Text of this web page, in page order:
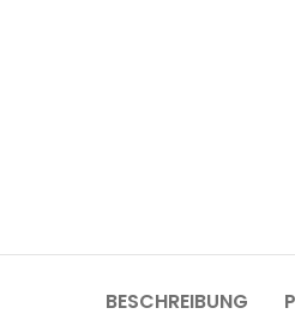
BESCHREIBUNG